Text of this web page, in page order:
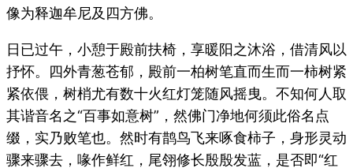
像为释迦牟尼及四方佛。
日已过午，小憩于殿前扶椅，享暖阳之沐浴，借清风以
抒怀。四外青葱苍郁，殿前一柏树笔直而生而一柿树紧
紧依偎，树梢尤有数十火红灯笼随风摇曳。不知何人取
其谐音名之“百事如意树”，然佛门净地何须此俗名点
缀，实乃败笔也。然时有鹊鸟飞来啄食柿子，身形灵动
骤来骤去，喙作鲜红，尾翎修长殷殷发蓝，是否即“红